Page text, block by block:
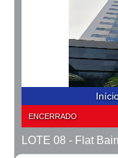
ENCERRADO